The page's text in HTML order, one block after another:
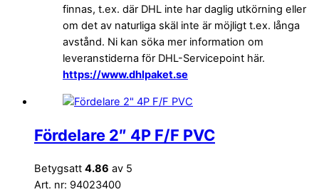
finnas, t.ex. där DHL inte har daglig utkörning eller
om det av naturliga skäl inte är möjligt t.ex. långa
avstånd. Ni kan söka mer information om
leveranstiderna för DHL-Servicepoint här.
https://www.dhlpaket.se
Fördelare 2″ 4P F/F PVC
Betygsatt 4.86 av 5
Art. nr: 94023400